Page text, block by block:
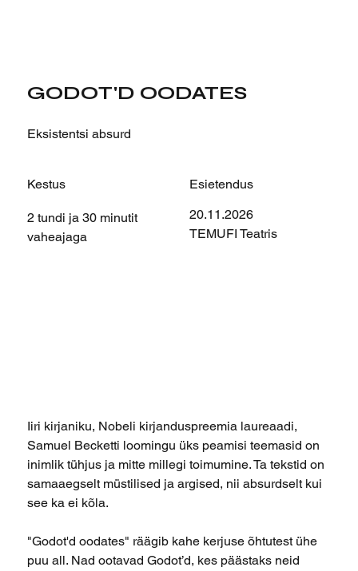
GODOT'D OODATES
Eksistentsi absurd
Kestus
2 tundi ja 30 minutit
vaheajaga
Esietendus
20.11.2026
TEMUFI Teatris
Iiri kirjaniku, Nobeli kirjanduspreemia laureaadi,
Samuel Becketti loomingu üks peamisi teemasid on
inimlik tühjus ja mitte millegi toimumine. Ta tekstid on
samaaegselt müstilised ja argised, nii absurdselt kui
see ka ei kõla.
"Godot'd oodates" räägib kahe kerjuse õhtutest ühe
puu all. Nad ootavad Godot’d, kes päästaks neid